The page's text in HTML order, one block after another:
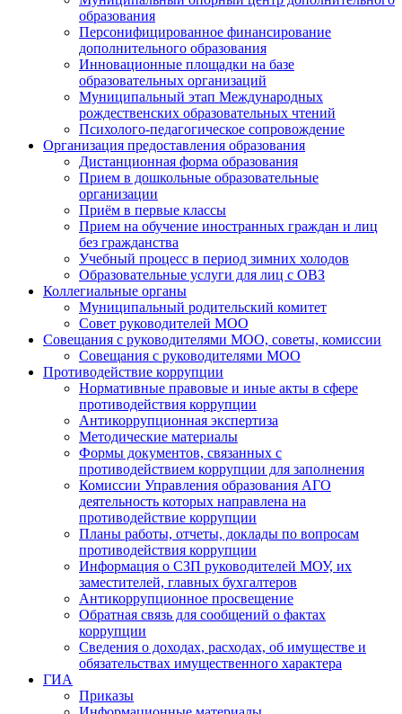
образования
Персонифицированное финансирование
дополнительного образования
Инновационные площадки на базе
образовательных организаций
Муниципальный этап Международных
рождественских образовательных чтений
Психолого-педагогическое сопровождение
Организация предоставления образования
Дистанционная форма образования
Прием в дошкольные образовательные
организации
Приём в первые классы
Прием на обучение иностранных граждан и лиц
без гражданства
Учебный процесс в период зимних холодов
Образовательные услуги для лиц с ОВЗ
Коллегиальные органы
Муниципальный родительский комитет
Совет руководителей МОО
Совещания с руководителями МОО, советы, комиссии
Совещания с руководителями МОО
Противодействие коррупции
Нормативные правовые и иные акты в сфере
противодействия коррупции
Антикоррупционная экспертиза
Методические материалы
Формы документов, связанных с
противодействием коррупции для заполнения
Комиссии Управления образования АГО
деятельность которых направлена на
противодействие коррупции
Планы работы, отчеты, доклады по вопросам
противодействия коррупции
Информация о СЗП руководителей МОУ, их
заместителей, главных бухгалтеров
Антикоррупционное просвещение
Обратная связь для сообщений о фактах
коррупции
Сведения о доходах, расходах, об имуществе и
обязательствах имущественного характера
ГИА
Приказы